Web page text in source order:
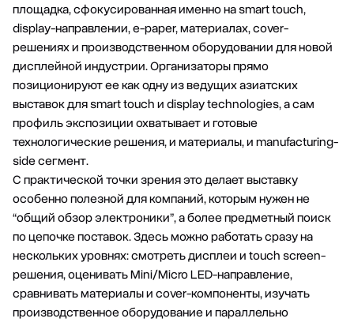
площадка, сфокусированная именно на smart touch,
display-направлении, e-paper, материалах, cover-
решениях и производственном оборудовании для новой
дисплейной индустрии. Организаторы прямо
позиционируют ее как одну из ведущих азиатских
выставок для smart touch и display technologies, а сам
профиль экспозиции охватывает и готовые
технологические решения, и материалы, и manufacturing-
side сегмент.
С практической точки зрения это делает выставку
особенно полезной для компаний, которым нужен не
“общий обзор электроники”, а более предметный поиск
по цепочке поставок. Здесь можно работать сразу на
нескольких уровнях: смотреть дисплеи и touch screen-
решения, оценивать Mini/Micro LED-направление,
сравнивать материалы и cover-компоненты, изучать
производственное оборудование и параллельно